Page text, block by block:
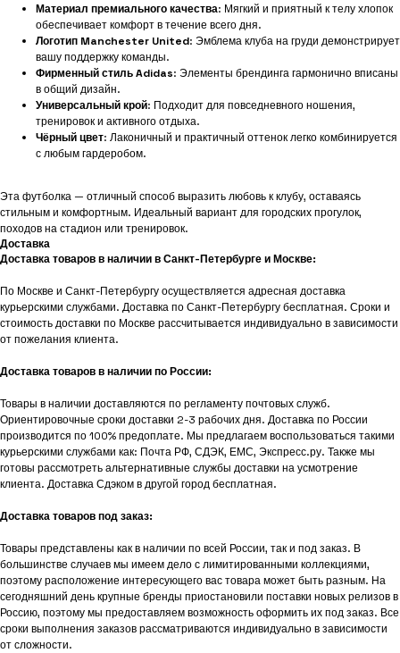
Материал премиального качества: Мягкий и приятный к телу хлопок
обеспечивает комфорт в течение всего дня.
Логотип Manchester United: Эмблема клуба на груди демонстрирует
вашу поддержку команды.
Фирменный стиль Adidas: Элементы брендинга гармонично вписаны
в общий дизайн.
Универсальный крой: Подходит для повседневного ношения,
тренировок и активного отдыха.
Чёрный цвет: Лаконичный и практичный оттенок легко комбинируется
с любым гардеробом.
Эта футболка — отличный способ выразить любовь к клубу, оставаясь
стильным и комфортным. Идеальный вариант для городских прогулок,
походов на стадион или тренировок.
Доставка
Доставка товаров в наличии в Санкт-Петербурге и Москве:
По Москве и Санкт-Петербургу осуществляется адресная доставка
курьерскими службами. Доставка по Санкт-Петербургу бесплатная. Сроки и
стоимость доставки по Москве рассчитывается индивидуально в зависимости
от пожелания клиента.
Доставка товаров в наличии по России:
Товары в наличии доставляются по регламенту почтовых служб.
Ориентировочные сроки доставки 2-3 рабочих дня. Доставка по России
производится по 100% предоплате. Мы предлагаем воспользоваться такими
курьерскими службами как: Почта РФ, СДЭК, ЕМС, Экспресс.ру. Также мы
готовы рассмотреть альтернативные службы доставки на усмотрение
клиента. Доставка Сдэком в другой город бесплатная.
Доставка товаров под заказ:
Товары представлены как в наличии по всей России, так и под заказ. В
большинстве случаев мы имеем дело с лимитированными коллекциями,
поэтому расположение интересующего вас товара может быть разным. На
сегодняшний день крупные бренды приостановили поставки новых релизов в
Россию, поэтому мы предоставляем возможность оформить их под заказ. Все
сроки выполнения заказов рассматриваются индивидуально в зависимости
от сложности.